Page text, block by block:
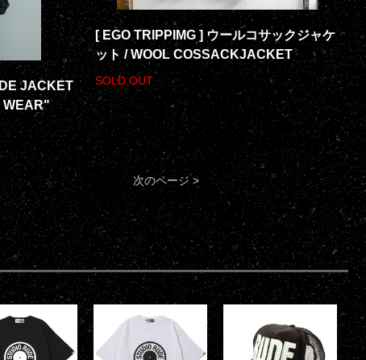
JACKET
WEAR"
[ EGO TRIPPIMG ] ウールコサックジャケ
ット / WOOL COSSACKJACKET
SOLD OUT
次のページ >